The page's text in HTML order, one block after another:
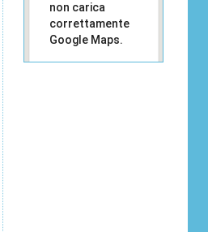
non carica
correttamente
Google Maps.